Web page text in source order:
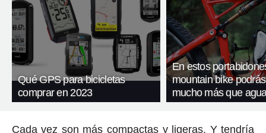
Qué GPS para bicicletas
comprar en 2023
En estos
mountain bike
mucho más que
Cada vez son más compactas y ligeras. Y tendría